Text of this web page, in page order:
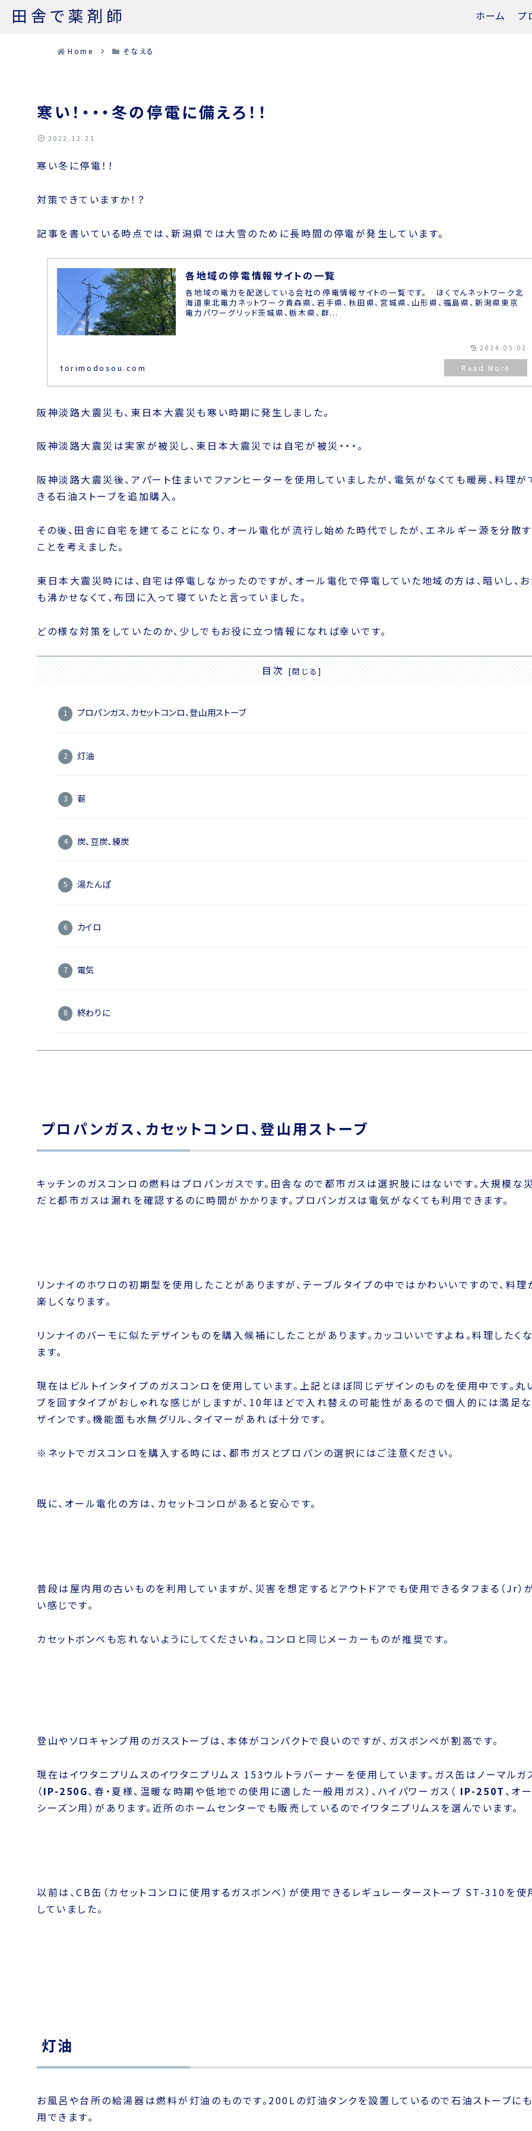
田舎で薬剤師 ホーム プ
Home そなえる
寒い！・・・冬の停電に備えろ！！
2022.12.21
寒い冬に停電！！
対策できていますか！？
記事を書いている時点では、新潟県では大雪のために長時間の停電が発生しています。
各地域の停電情報サイトの一覧
各地域の電力を配送している会社の停電情報サイトの一覧です。 ほくでんネットワーク北
海道東北電力ネットワーク青森県、岩手県、秋田県、宮城県、山形県、福島県、新潟県東京
電力パワーグリッド茨城県、栃木県、群...
torimodosou.com
2024.05.02
阪神淡路大震災も、東日本大震災も寒い時期に発生しました。
阪神淡路大震災は実家が被災し、東日本大震災では自宅が被災・・・。
阪神淡路大震災後、アパート住まいでファンヒーターを使用していましたが、電気がなくても暖房、料理が
きる石油ストーブを追加購入。
その後、田舎に自宅を建てることになり、オール電化が流行し始めた時代でしたが、エネルギー源を分散
ことを考えました。
東日本大震災時には、自宅は停電しなかったのですが、オール電化で停電していた地域の方は、暗いし、
も沸かせなくて、布団に入って寝ていたと言っていました。
どの様な対策をしていたのか、少しでもお役に立つ情報になれば幸いです。
目次
プロパンガス、カセットコンロ、登山用ストーブ
灯油
薪
炭、豆炭、練炭
湯たんぽ
カイロ
電気
終わりに
プロパンガス、カセットコンロ、登山用ストーブ
キッチンのガスコンロの燃料はプロパンガスです。田舎なので都市ガスは選択肢にはないです。大規模な
だと都市ガスは漏れを確認するのに時間がかかります。プロパンガスは電気がなくても利用できます。
楽しくなります。
ます。
※ネットでガスコンロを購入する時には、都市ガスとプロパンの選択にはご注意ください。
普段は屋内用の古いものを利用していますが、災害を想定するとアウトドアでも使用できるタフまる（Jr）
登山やソロキャンプ用のガスストーブは、本体がコンパクトで良いのですが、ガスボンベが割高です。
現在はイワタニプリムスのイワタニプリムス 153ウルトラバーナーを使用しています。ガス缶はノーマルガ
（IP-250G